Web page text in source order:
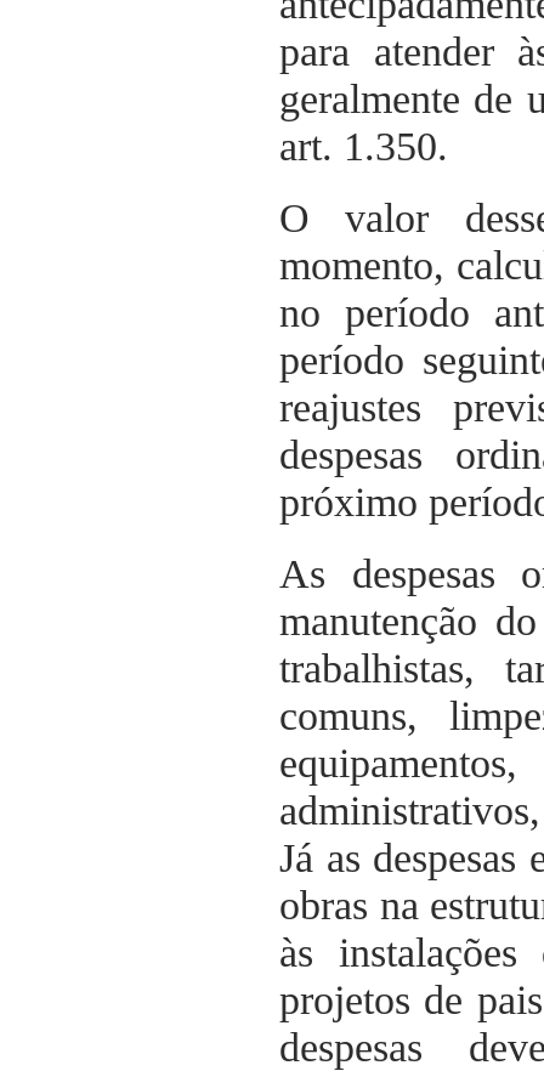
para atender
geralmente de
art. 1.350.
O valor
momento,
no período
período
reajustes
despesas
próximo
As despesas
manutenção
trabalhistas,
comuns,
Já as
obras na
às
projetos de
despesas